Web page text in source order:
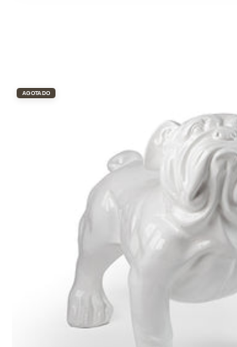
AGOTADO